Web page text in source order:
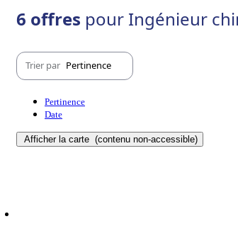
6 offres pour Ingénieur
Trier par Pertinence
Pertinence
Date
Afficher la carte (contenu non-accessible)